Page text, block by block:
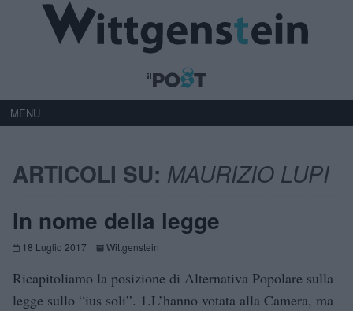
MENU
ARTICOLI SU: MAURIZIO LUPI
In nome della legge
18 Luglio 2017 Wittgenstein
Ricapitoliamo la posizione di Alternativa Popolare sulla
legge sullo “ius soli”. 1.L’hanno votata alla Camera, ma